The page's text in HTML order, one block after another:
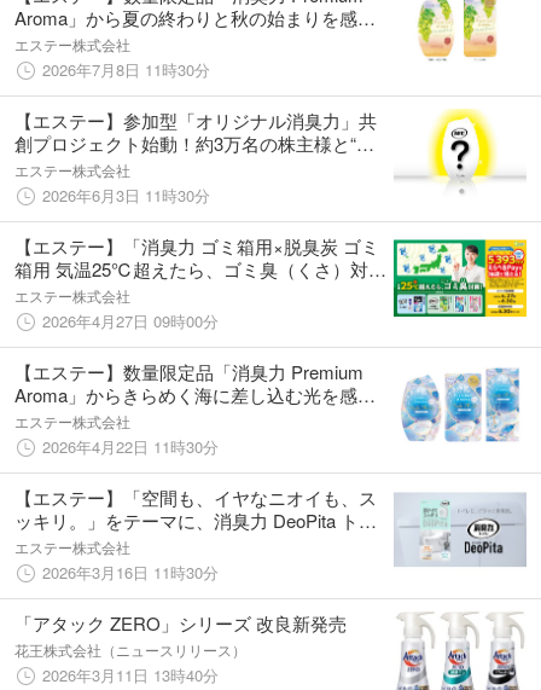
Aroma」から夏の終わりと秋の始まりを感じ
る季節に、心ほどける〈シャルドネサンセッ
ト〉の香りを新発売
エステー株式会社
2026年7月8日 11時30分
【エステー】参加型「オリジナル消臭力」共
創プロジェクト始動！約3万名の株主様と“つ
くって・選んで・お届けする”共同体験を提
供。
エステー株式会社
2026年6月3日 11時30分
【エステー】「消臭力 ゴミ箱用×脱臭炭 ゴミ
箱用 気温25℃超えたら、ゴミ臭（くさ）対
策！キャンペーン」を実施
エステー株式会社
2026年4月27日 09時00分
【エステー】数量限定品「消臭力 Premium
Aroma」からきらめく海に差し込む光を感
じ、夏が待ち遠しくなる＜アンダー ザ シー＞
を新発売
エステー株式会社
2026年4月22日 11時30分
【エステー】「空間も、イヤなニオイも、ス
ッキリ。」をテーマに、消臭力 DeoPita トイ
レ用の新CM『浮遊』編をスタート
エステー株式会社
2026年3月16日 11時30分
「アタック ZERO」シリーズ 改良新発売
花王株式会社（ニュースリリース）
2026年3月11日 13時40分